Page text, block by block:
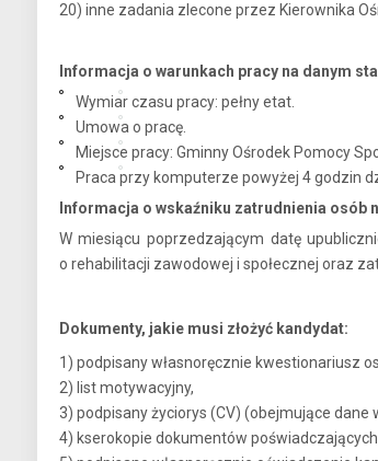
20) inne zadania zlecone przez Kierownika
Informacja o warunkach pracy na danym
Wymiar czasu pracy: pełny etat.
Umowa o pracę.
Miejsce pracy: Gminny Ośrodek Pomocy
Praca przy komputerze powyżej 4 godzin
Informacja o wskaźniku zatrudnienia osób
W miesiącu poprzedzającym datę
o rehabilitacji zawodowej i społecznej oraz
Dokumenty, jakie musi złożyć kandydat:
1) podpisany własnoręcznie kwestionariusz
2) list motywacyjny,
3) podpisany życiorys (CV) (obejmujące dane
4) kserokopie dokumentów